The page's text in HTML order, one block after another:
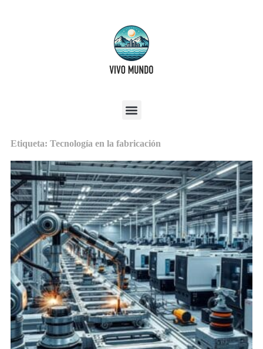
Etiqueta: Tecnología en la fabricación